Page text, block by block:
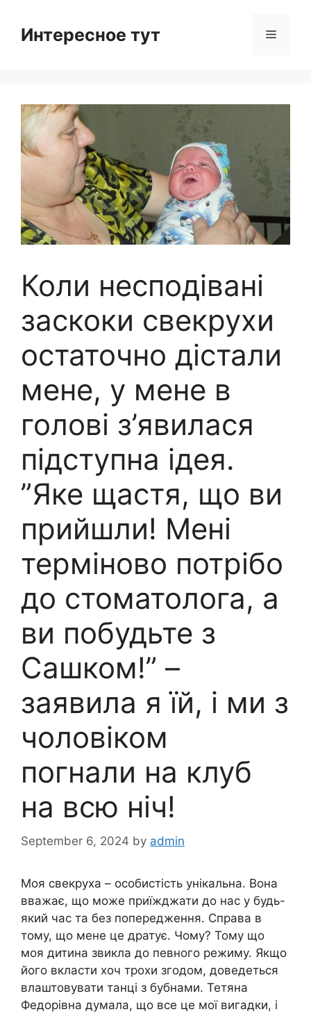
contentИнтересное тут Menu
Коли несподівані
заскоки свекрухи
остаточно дістали
мене, у мене в
голові з’явилася
підступна ідея.
”Яке щастя, що ви
прийшли! Мені
терміново потрібо
до стоматолога, а
ви побудьте з
Сашком!” –
заявила я їй, і ми з
чоловіком
погнали на клуб
на всю ніч!
September 6, 2024 by admin
Моя свекруха – особистість унікальна. Вона
вважає, що може приїжджати до нас у будь-
який час та без попередження. Справа в
тому, що мене це дратує. Чому? Тому що
моя дитина звикла до певного режиму. Якщо
його вкласти хоч трохи згодом, доведеться
влаштовувати танці з бубнами. Тетяна
Федорівна думала, що все це мої вигадки, і